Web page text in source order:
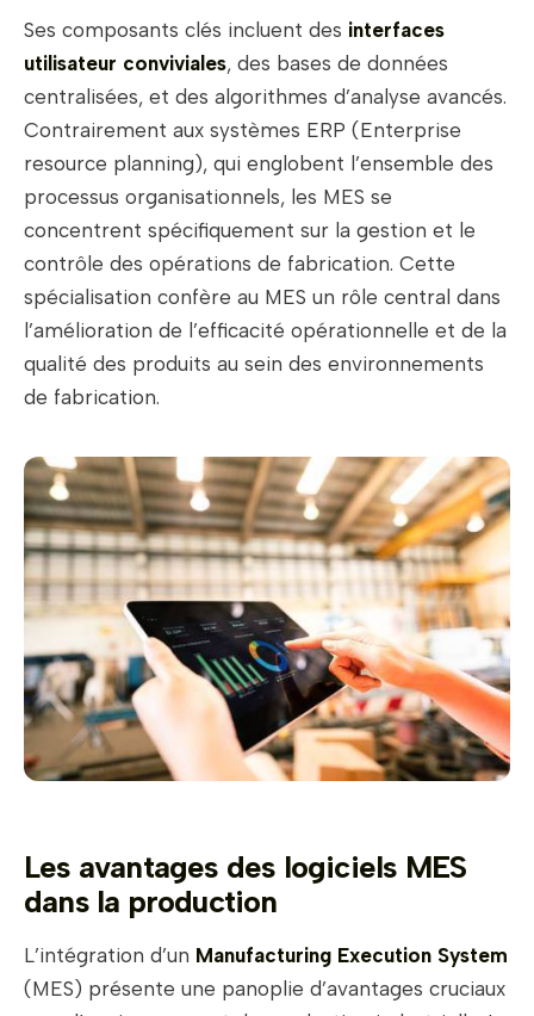
Ses composants clés incluent des interfaces
utilisateur conviviales, des bases de données
centralisées, et des algorithmes d’analyse avancés.
Contrairement aux systèmes ERP (Enterprise
resource planning), qui englobent l’ensemble des
processus organisationnels, les MES se
concentrent spécifiquement sur la gestion et le
contrôle des opérations de fabrication. Cette
spécialisation confère au MES un rôle central dans
l’amélioration de l’efficacité opérationnelle et de la
qualité des produits au sein des environnements
de fabrication.
Les avantages des logiciels MES
dans la production
L’intégration d’un Manufacturing Execution System
(MES) présente une panoplie d’avantages cruciaux